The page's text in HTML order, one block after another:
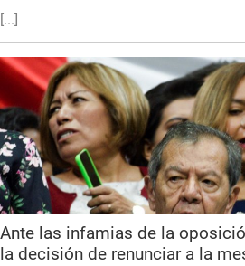
[...]
Ante las infamias de la
la decisión de renunciar a la